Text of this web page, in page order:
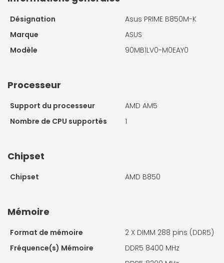
Désignation
Asus PRIME B850M-K
Marque
ASUS
Modèle
90MB1LV0-M0EAY0
Processeur
Support du processeur
AMD AM5
Nombre de CPU supportés
1
Chipset
Chipset AMD B850
Mémoire
Format de mémoire 2 X DIMM 288 pins (DDR5)
Fréquence(s) Mémoire
DDR5 8400 MHz